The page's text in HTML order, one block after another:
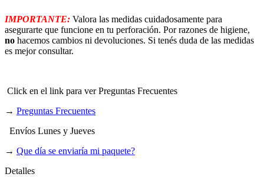
IMPORTANTE: Valora las medidas cuidadosamente para
asegurarte que funcione en tu perforación. Por razones de higiene,
no hacemos cambios ni devoluciones. Si tenés duda de las medidas
es mejor consultar.
Click en el link para ver Preguntas Frecuentes
→ Preguntas Frecuentes
Envíos Lunes y Jueves
→ Que día se enviaría mi paquete?
Detalles